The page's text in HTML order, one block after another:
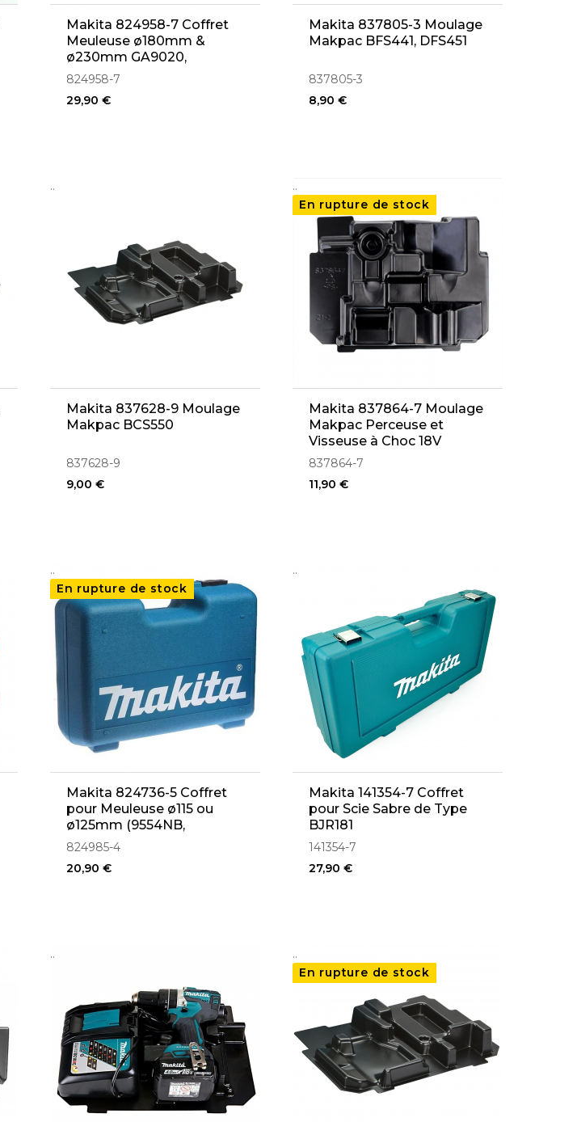
Makita 824958-7 Coffret
Meuleuse ø180mm &
ø230mm GA9020,
GA9030, GA9040, GA9069
824958-7
29,90 €
Makita 837805-3 Moulage
Makpac BFS441, DFS451
837805-3
8,90 €
..
Makita 837628-9 Moulage
Makpac BCS550
837628-9
9,00 €
..
En rupture de stock
Makita 837864-7 Moulage
Makpac Perceuse et
Visseuse à Choc 18V
837864-7
11,90 €
..
En rupture de stock
Makita 824736-5 Coffret
pour Meuleuse ø115 ou
ø125mm (9554NB,
GA5030)
824985-4
20,90 €
..
Makita 141354-7 Coffret
pour Scie Sabre de Type
BJR181
141354-7
27,90 €
..
..
En rupture de stock